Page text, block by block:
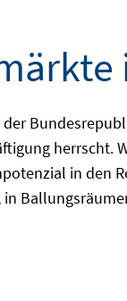
herrscht.
in den